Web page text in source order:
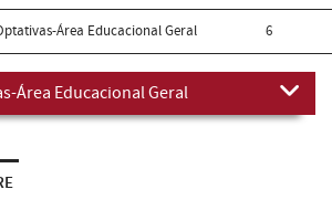
Área Educacional Geral 6
Área Educacional Geral